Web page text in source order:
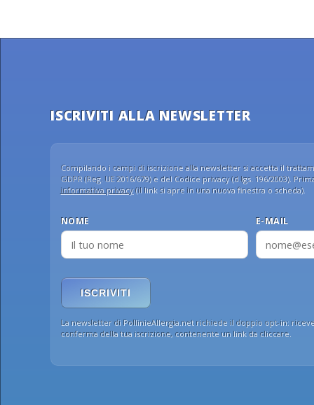
ISCRIVITI ALLA NEWSLETTER
Compilando i campi di iscrizione alla newsletter si accetta il
GDPR (Reg. UE 2016/679) e del Codice privacy (d.lgs. 196/2003).
informativa privacy(il link si apre in una nuova finestra o scheda).
NOME E-MAIL
ISCRIVITI
La newsletter di PollinieAllergia.net richiede il doppio opt-in:
conferma della tua iscrizione, contenente un link da cliccare.